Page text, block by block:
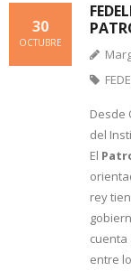
30
OCTUBRE
Desde
del
El
rey
cuenta
entre